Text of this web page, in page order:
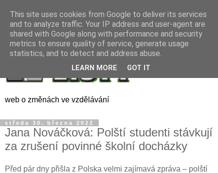
web o změnách ve vzdělávání
středa 30. března 2022
Jana Nováčková: Polští studenti stávkují
za zrušení povinné školní docházky
Před pár dny přišla z Polska velmi zajímavá zpráva – polští
This site uses cookies from Google to deliver its services
and to analyze traffic. Your IP address and user-agent are
shared with Google along with performance and security
metrics to ensure quality of service, generate usage
statistics, and to detect and address abuse.
LEARN MORE GOT IT